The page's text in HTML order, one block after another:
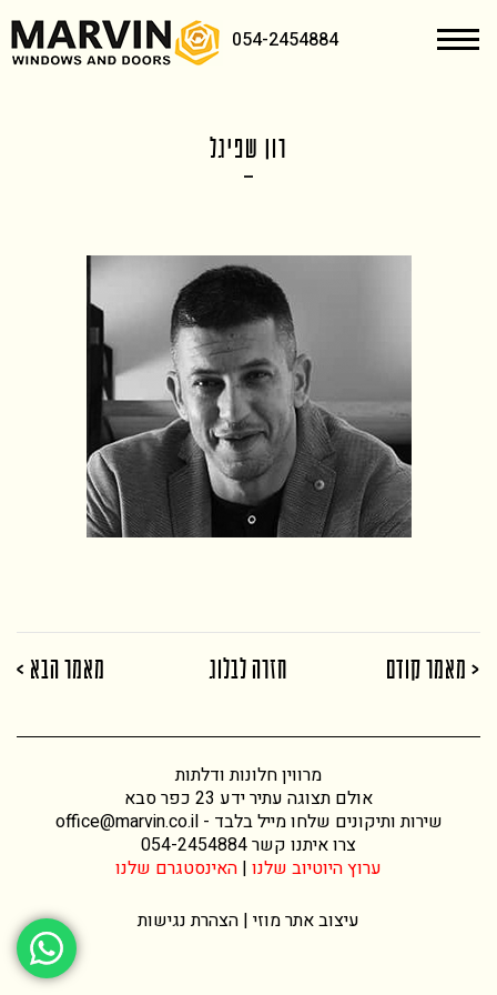
054-2454884
רון שפיגל
< מאמר קודם חזרה לבלוג מאמר הבא >
מרווין חלונות ודלתות
אולם תצוגה עתיר ידע 23 כפר סבא
שירות ותיקונים שלחו מייל בלבד -office@marvin.co.il
צרו איתנו קשר054-2454884
ערוץ היוטיוב שלנו | האינסטגרם שלנו
עיצוב אתרמוזי | הצהרת נגישות